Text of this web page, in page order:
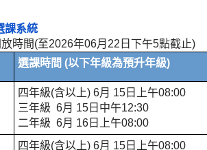
課系統
時間(至2026年06月22日下午5點截止)
選課時間 (以下年級為預升年級)
四年級(含以上) 6月 15日上午08:00
三年級 6月 15日中午12:30
二年級 6月 16日上午08:00
四年級(含以上) 6月 15日上午08:00